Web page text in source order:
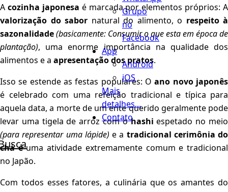
Grupo
no
Facebook
App
Android
iOS
Mais
detalhes...
Contato
A cozinha japonesa é marcada por elementos próprios: A
valorização do sabor natural do alimento, o respeito à
sazonalidade(basicamente: Consumir o que esta em época de
plantação), uma enorme importância na qualidade dos
alimentos e a apresentação dos pratos.
Isso se estende as festas populares: Oano novo japonês
é celebrado com uma refeição tradicional e típica para
aquela data, a morte de um ente querido geralmente pode
levar uma tigela de arroz com ohashi espetado no meio
(para representar uma lápide) e a tradicional cerimônia do
chá éuma atividade extremamente comum e tradicional
no Japão.
Com todos esses fatores, a culinária que os amantes do